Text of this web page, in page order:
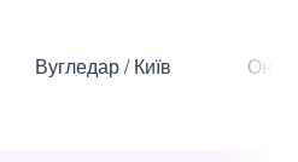
Вугледар / Київ